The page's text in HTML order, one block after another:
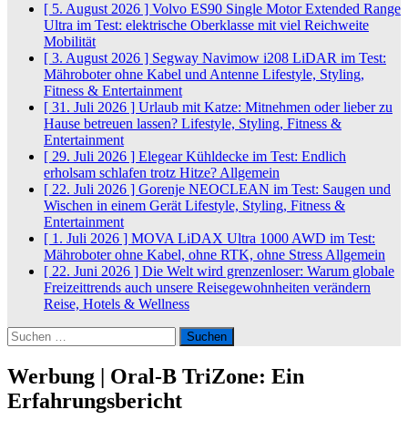
[ 5. August 2026 ] Volvo ES90 Single Motor Extended Range
Ultra im Test: elektrische Oberklasse mit viel Reichweite
Mobilität
[ 3. August 2026 ] Segway Navimow i208 LiDAR im Test:
Mähroboter ohne Kabel und Antenne Lifestyle, Styling,
Fitness & Entertainment
[ 31. Juli 2026 ] Urlaub mit Katze: Mitnehmen oder lieber zu
Hause betreuen lassen? Lifestyle, Styling, Fitness &
Entertainment
[ 29. Juli 2026 ] Elegear Kühldecke im Test: Endlich
erholsam schlafen trotz Hitze? Allgemein
[ 22. Juli 2026 ] Gorenje NEOCLEAN im Test: Saugen und
Wischen in einem Gerät Lifestyle, Styling, Fitness &
Entertainment
[ 1. Juli 2026 ] MOVA LiDAX Ultra 1000 AWD im Test:
Mähroboter ohne Kabel, ohne RTK, ohne Stress Allgemein
[ 22. Juni 2026 ] Die Welt wird grenzenloser: Warum globale
Freizeittrends auch unsere Reisegewohnheiten verändern
Reise, Hotels & Wellness
Suchen
nach:
Werbung | Oral-B TriZone: Ein
Erfahrungsbericht